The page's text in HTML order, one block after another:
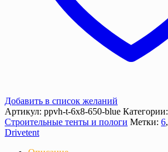
Добавить в список желаний
Артикул: ppvh-t-6х8-650-blue Категории:
Строительные тенты и пологи Метки: 6,
Drivetent